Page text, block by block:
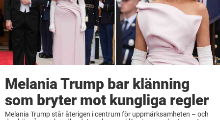
Melania Trump bar klänning
som bryter mot kungliga regler
Melania Trump står återigen i centrum för uppmärksamheten – och